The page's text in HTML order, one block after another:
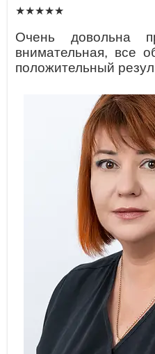
★★★★★
Очень довольна
внимательная, все
положительный